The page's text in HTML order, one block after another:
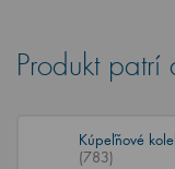
Produkt
Kúpeľňové
(783)